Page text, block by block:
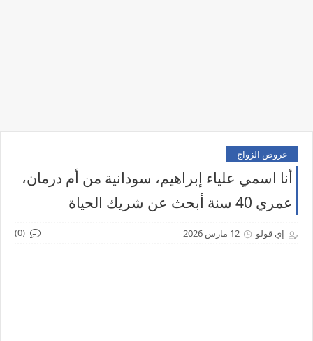
عروض الزواج
أنا اسمي علياء إبراهيم، سودانية من أم درمان،
عمري 40 سنة أبحث عن شريك الحياة
إي قولو 12 مارس 2026 (0)